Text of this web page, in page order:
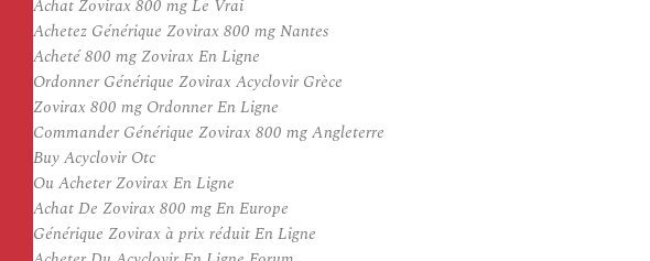
Achat Zovirax 800 mg Le Vrai
Achetez Générique Zovirax 800 mg Nantes
Acheté 800 mg Zovirax En Ligne
Ordonner Générique Zovirax Acyclovir Grèce
Zovirax 800 mg Ordonner En Ligne
Commander Générique Zovirax 800 mg Angleterre
Buy Acyclovir Otc
Ou Acheter Zovirax En Ligne
Achat De Zovirax 800 mg En Europe
Générique Zovirax à prix réduit En Ligne